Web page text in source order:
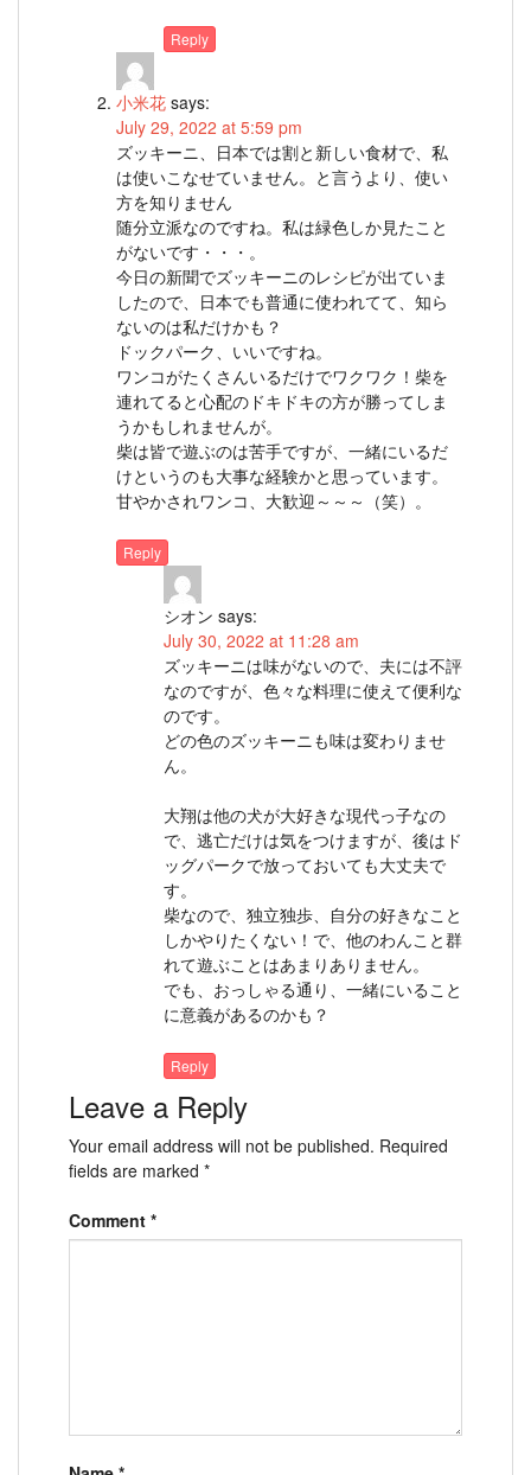
Reply
小米花 says:
July 29, 2022 at 5:59 pm
ズッキーニ、日本では割と新しい食材で、私
は使いこなせていません。と言うより、使い
方を知りません
随分立派なのですね。私は緑色しか見たこと
がないです・・・。
今日の新聞でズッキーニのレシピが出ていま
したので、日本でも普通に使われてて、知ら
ないのは私だけかも？
ドックパーク、いいですね。
ワンコがたくさんいるだけでワクワク！柴を
連れてると心配のドキドキの方が勝ってしま
うかもしれませんが。
柴は皆で遊ぶのは苦手ですが、一緒にいるだ
けというのも大事な経験かと思っています。
甘やかされワンコ、大歓迎～～～（笑）。
Reply
シオン says:
July 30, 2022 at 11:28 am
ズッキーニは味がないので、夫には不評
なのですが、色々な料理に使えて便利な
のです。
どの色のズッキーニも味は変わりませ
ん。
大翔は他の犬が大好きな現代っ子なの
で、逃亡だけは気をつけますが、後はド
ッグパークで放っておいても大丈夫で
す。
柴なので、独立独歩、自分の好きなこと
しかやりたくない！で、他のわんこと群
れて遊ぶことはあまりありません。
でも、おっしゃる通り、一緒にいること
に意義があるのかも？
Reply
Leave a Reply
Your email address will not be published. Required
fields are marked *
Comment *